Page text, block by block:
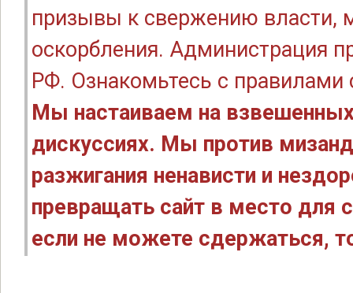
призывы к свержению власти,
оскорбления. Администрация
РФ. Ознакомьтесь с правилами
Мы настаиваем на
дискуссиях. Мы против
разжигания ненависти и
превращать сайт в место для
если не можете сдержаться,